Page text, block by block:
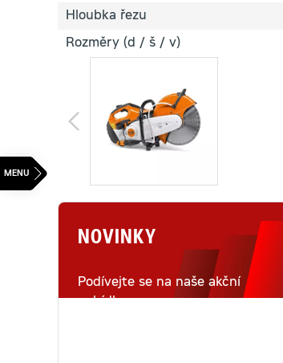
Hloubka řezu
Rozměry (d / š / v)
NOVINKY
Podívejte se na naše akční
nabídky.